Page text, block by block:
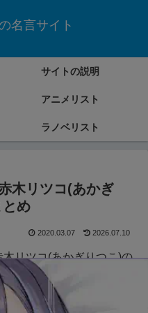
名言サイト
サイトの説明
アニメリスト
ラノベリスト
木リツコ(あかぎ
とめ
2020.03.07 2026.07.10
リツコ(あかぎりつこ)の
。